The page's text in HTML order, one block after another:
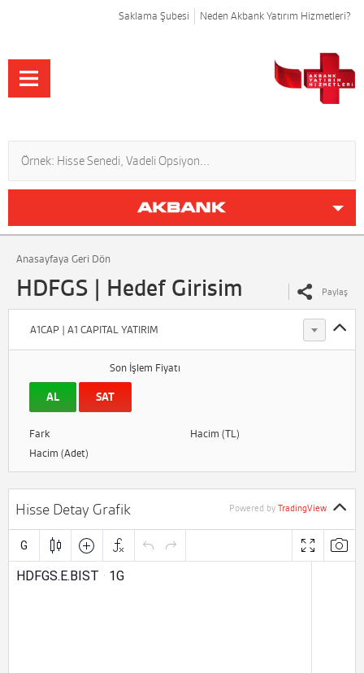
Saklama Şubesi Neden Akbank Yatırım Hizmetleri?
Anasayfaya Geri Dön
HDFGS | Hedef Girisim Paylaş
A1CAP | A1 CAPITAL YATIRIM
Son İşlem Fiyatı
AL SAT
Fark
Hacim (TL)
Hacim (Adet)
Hisse Detay Grafik Powered by TradingView